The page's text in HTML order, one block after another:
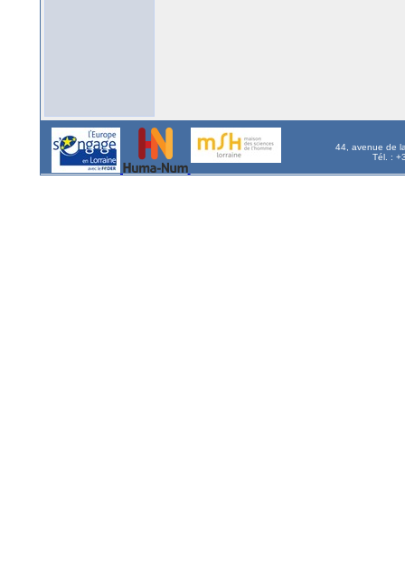
44, avenue de
Tél. :